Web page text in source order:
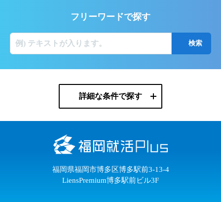
フリーワードで探す
詳細な条件で探す
福岡県福岡市博多区博多駅前3-13-4
LiensPremium博多駅前ビル3F